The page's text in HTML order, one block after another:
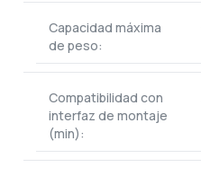
Capacidad máxima
de peso:
Compatibilidad con
interfaz de montaje
(min):